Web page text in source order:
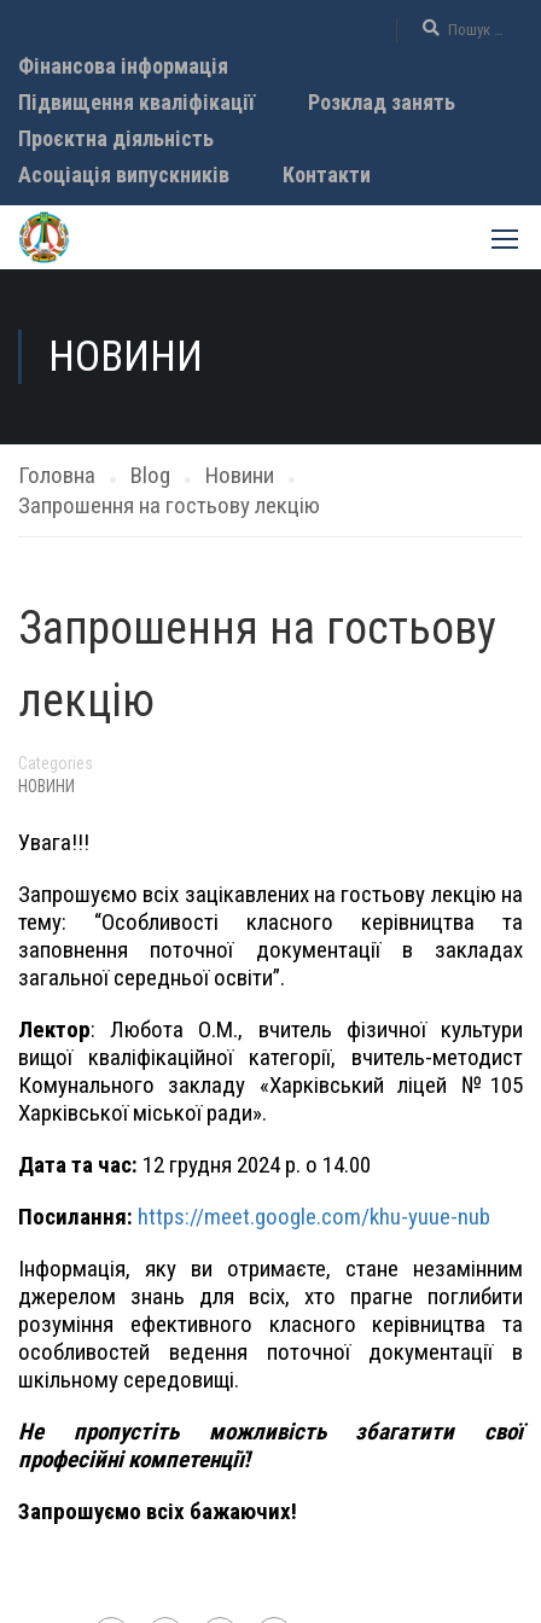
Фінансова інформація
Підвищення кваліфікації
Розклад занять
Проєктна діяльність
Асоціація випускників
Контакти
НОВИНИ
Головна Blog
Новини
Запрошення на гостьову лекцію
Запрошення на гостьову
лекцію
Categories
НОВИНИ
Увага!!!
Запрошуємо всіх зацікавлених на гостьову лекцію на
тему: “Особливості класного керівництва та
заповнення поточної документації в закладах
загальної середньої освіти”.
Лектор: Любота О.М., вчитель фізичної культури
вищої кваліфікаційної категорії, вчитель-методист
Комунального закладу «Харківський ліцей №105
Харківської міської ради».
Дата та час: 12 грудня 2024 р. о 14.00
Посилання: https://meet.google.com/khu-yuue-nub
Інформація, яку ви отримаєте, стане незамінним
джерелом знань для всіх, хто прагне поглибити
розуміння ефективного класного керівництва та
особливостей ведення поточної документації в
шкільному середовищі.
Не пропустіть можливість збагатити свої
професійні компетенції!
Запрошуємо всіх бажаючих!